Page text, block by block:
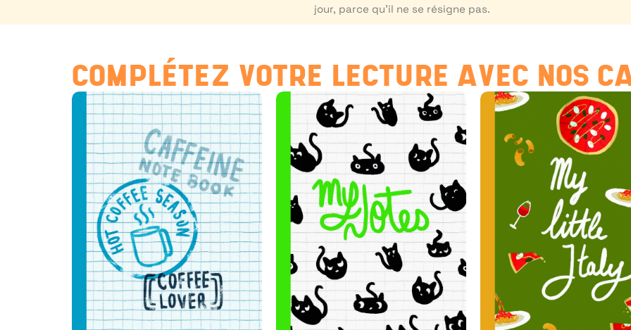
jour, parce qu’il ne se résigne pas.
COMPLÉTEZ VOTRE LECTURE AVEC NOS